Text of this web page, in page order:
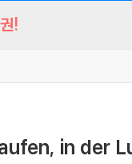
!
in der